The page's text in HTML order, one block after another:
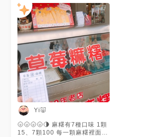
外皮非常Q彈不黏牙非常加分 紅
豆餡跟酸甜的草莓搭配起來剛好
甜而不膩！ 一顆只要15塊真的
很可以餒✨ - 🔎#涵涵ㄔ屏東 #
涵涵ㄔ甜點 #涵涵推👍🏻 - 📍 屏
東市永福路31號 ⏳13:00-售完
為止 🔗0930-110409 - 🏷️#屏
東美食 #屏東小吃 #屏東 #屏東
美食推薦 #屏東市 #屏東景點 #
屏東甜點 #屏東下午茶 #平價美
食 #平價 #草莓控 #草莓 #麻糬
#銅板美食 #pingtung
#pingtungfood #instafood
#yum #popyummy
#strawberry #dessert
#taiwan
Yi🐷
🌝🌝🌝🌝🌗 麻糬有7種口味 1顆
15、7顆100 每一顆麻糬裡面